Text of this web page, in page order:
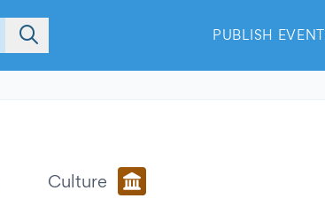
PUBLISH EVENT
Culture